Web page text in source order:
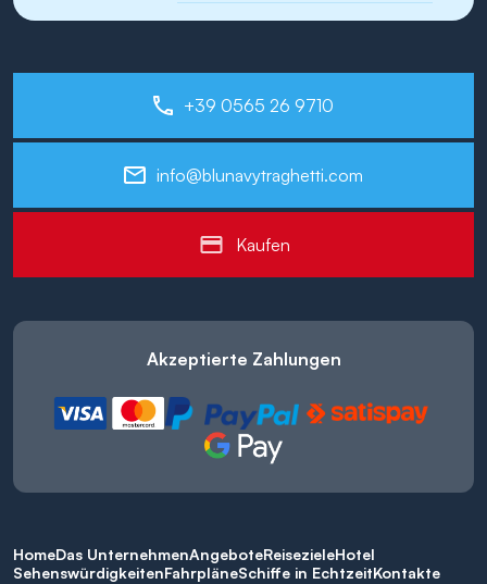
+39 0565 26 9710
info@blunavytraghetti.com
Kaufen
Akzeptierte Zahlungen
HomeDas UnternehmenAngeboteReisezieleHotel
SehenswürdigkeitenFahrpläneSchiffe in EchtzeitKontakte